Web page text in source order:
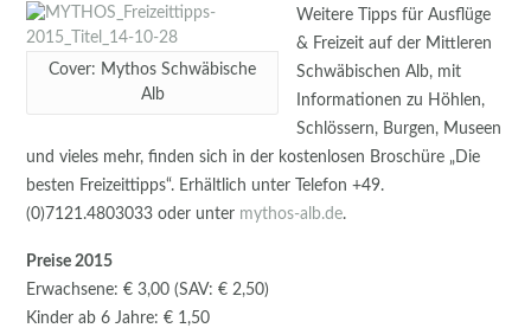
Cover: Mythos Schwäbische
Alb
Weitere Tipps für Ausflüge
& Freizeit auf der Mittleren
Schwäbischen Alb, mit
Informationen zu Höhlen,
Schlössern, Burgen, Museen
und vieles mehr, finden sich in der kostenlosen Broschüre „Die
besten Freizeittipps“. Erhältlich unter Telefon +49.
(0)7121.4803033 oder unter mythos-alb.de.
Preise 2015
Erwachsene: € 3,00 (SAV: € 2,50)
Kinder ab 6 Jahre: € 1,50